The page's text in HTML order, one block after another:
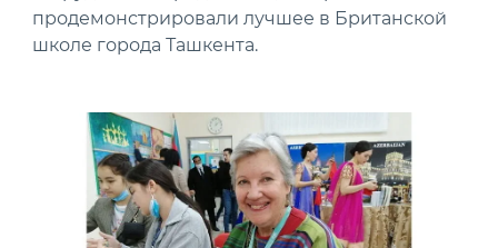
продемонстрировали лучшее в Британской
школе города Ташкента.
News image